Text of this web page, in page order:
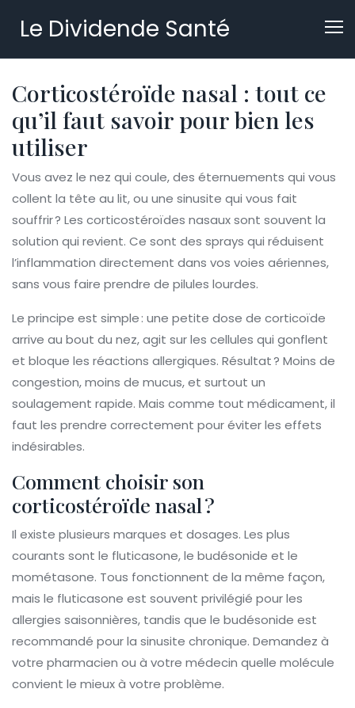
Le Dividende Santé
Corticostéroïde nasal : tout ce
qu’il faut savoir pour bien les
utiliser
Vous avez le nez qui coule, des éternuements qui vous
collent la tête au lit, ou une sinusite qui vous fait
souffrir ? Les corticostéroïdes nasaux sont souvent la
solution qui revient. Ce sont des sprays qui réduisent
l’inflammation directement dans vos voies aériennes,
sans vous faire prendre de pilules lourdes.
Le principe est simple : une petite dose de corticoïde
arrive au bout du nez, agit sur les cellules qui gonflent
et bloque les réactions allergiques. Résultat ? Moins de
congestion, moins de mucus, et surtout un
soulagement rapide. Mais comme tout médicament, il
faut les prendre correctement pour éviter les effets
indésirables.
Comment choisir son
corticostéroïde nasal ?
Il existe plusieurs marques et dosages. Les plus
courants sont le fluticasone, le budésonide et le
mométasone. Tous fonctionnent de la même façon,
mais le fluticasone est souvent privilégié pour les
allergies saisonnières, tandis que le budésonide est
recommandé pour la sinusite chronique. Demandez à
votre pharmacien ou à votre médecin quelle molécule
convient le mieux à votre problème.